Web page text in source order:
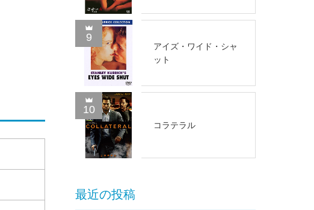
9
アイズ・ワイド・シャ
ット
10
コラテラル
最近の投稿